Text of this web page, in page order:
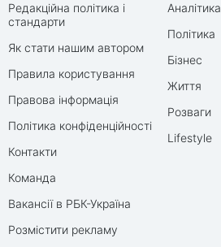
Редакційна політика і
стандарти
Як стати нашим автором
Правила користування
Правова інформація
Політика конфіденційності
Контакти
Команда
Вакансії в РБК-Україна
Розмістити рекламу
Аналітика
Політика
Бізнес
Життя
Розваги
Lifestyle